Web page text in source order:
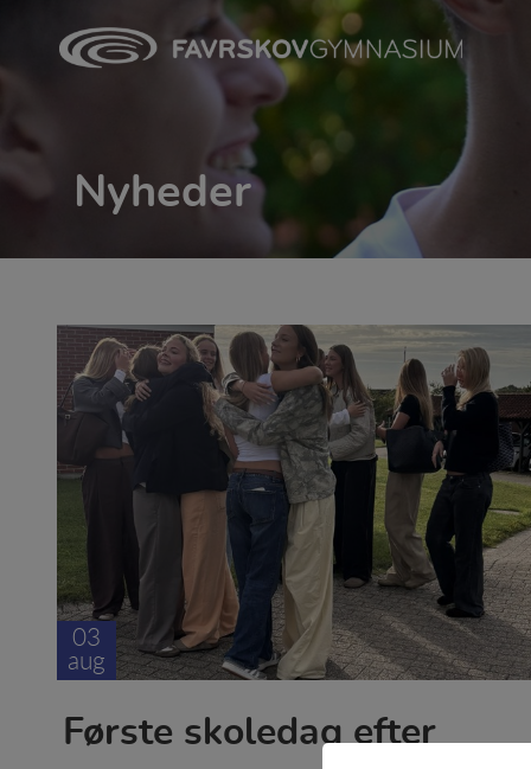
Nyheder
03
aug
Første skoledag efter